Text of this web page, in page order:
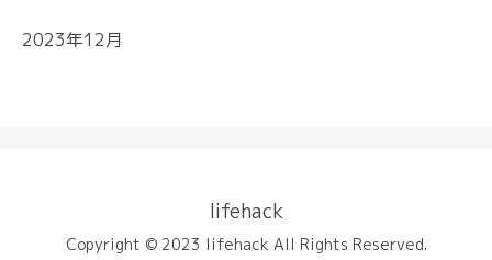
2023年12月
lifehack
Copyright © 2023 lifehack All Rights Reserved.